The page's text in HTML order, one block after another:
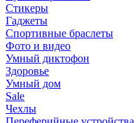
Стикеры
Гаджеты
Спортивные браслеты
Фото и видео
Умный диктофон
Здоровье
Умный дом
Sale
Чехлы